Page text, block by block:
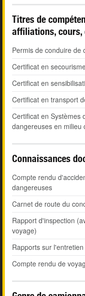
Titres de
affiliations, cours,
Permis de conduire de
Certificat en
Certificat en
Certificat en transport
Certificat en Systèmes
dangereuses en milieu
Connaissances
Compte rendu
dangereuses
Carnet de route du
Rapport d'inspection
voyage)
Rapports sur
Compte rendu de